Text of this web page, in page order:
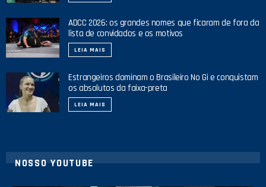
ADCC 2026: os grandes nomes que ficaram de fora da
lista de convidados e os motivos
LEIA MAIS
Estrangeiros dominam o Brasileiro No Gi e conquistam
os absolutos da faixa-preta
LEIA MAIS
NOSSO YOUTUBE